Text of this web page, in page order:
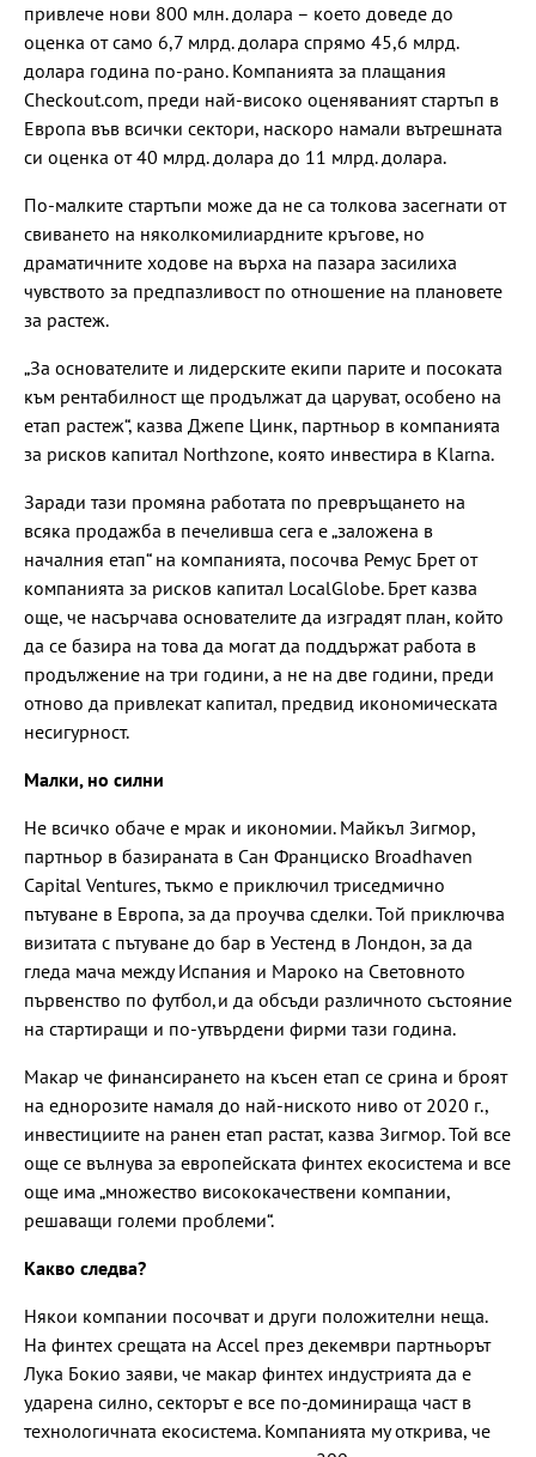
привлече нови 800 млн. долара – което доведе до
оценка от само 6,7 млрд. долара спрямо 45,6 млрд.
долара година по-рано. Компанията за плащания
Checkout.com, преди най-високо оценяваният стартъп в
Европа във всички сектори, наскоро намали вътрешната
си оценка от 40 млрд. долара до 11 млрд. долара.
По-малките стартъпи може да не са толкова засегнати от
свиването на няколкомилиардните кръгове, но
драматичните ходове на върха на пазара засилиха
чувството за предпазливост по отношение на плановете
за растеж.
„За основателите и лидерските екипи парите и посоката
към рентабилност ще продължат да царуват, особено на
етап растеж“, казва Джепе Цинк, партньор в компанията
за рисков капитал Northzone, която инвестира в Klarna.
Заради тази промяна работата по превръщането на
всяка продажба в печеливша сега е „заложена в
началния етап“ на компанията, посочва Ремус Брет от
компанията за рисков капитал LocalGlobe. Брет казва
още, че насърчава основателите да изградят план, който
да се базира на това да могат да поддържат работа в
продължение на три години, а не на две години, преди
отново да привлекат капитал, предвид икономическата
несигурност.
Малки, но силни
Не всичко обаче е мрак и икономии. Майкъл Зигмор,
партньор в базираната в Сан Франциско Broadhaven
Capital Ventures, тъкмо е приключил триседмично
пътуване в Европа, за да проучва сделки. Той приключва
визитата с пътуване до бар в Уестенд в Лондон, за да
гледа мача между Испания и Мароко на Световното
първенство по футбол,и да обсъди различното състояние
на стартиращи и по-утвърдени фирми тази година.
Макар че финансирането на късен етап се срина и броят
на еднорозите намаля до най-ниското ниво от 2020 г.,
инвестициите на ранен етап растат, казва Зигмор. Той все
още се вълнува за европейската финтех екосистема и все
още има „множество висококачествени компании,
решаващи големи проблеми“.
Какво следва?
Някои компании посочват и други положителни неща.
На финтех срещата на Accel през декември партньорът
Лука Бокио заяви, че макар финтех индустрията да е
ударена силно, секторът е все по-доминираща част в
технологичната екосистема. Компанията му открива, че